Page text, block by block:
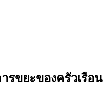
รขยะของครัวเรือน